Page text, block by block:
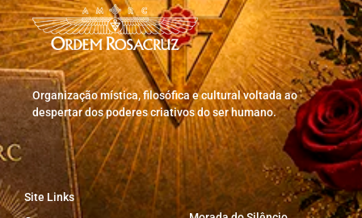
Organização mística, filosófica e cultural voltada ao
despertar dos poderes criativos do ser humano.
Site Links